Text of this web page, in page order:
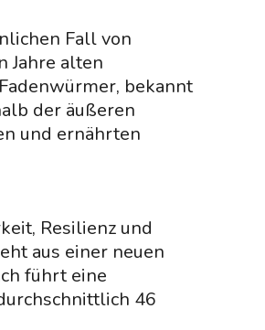
Fall von
Jahre alten
bekannt
der äußeren
und ernährten
Resilienz und
aus einer neuen
führt eine
46